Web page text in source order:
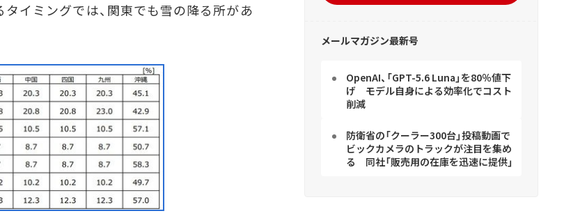
タイミングでは、関東でも雪の降る所があ
メールマガジン最新号
OpenAI、「GPT-5.6 Luna」を80％値下
げ モデル自身による効率化でコスト
削減
防衛省の「クーラー300台」投稿動画で
ビックカメラのトラックが注目を集め
る 同社「販売用の在庫を迅速に提供」